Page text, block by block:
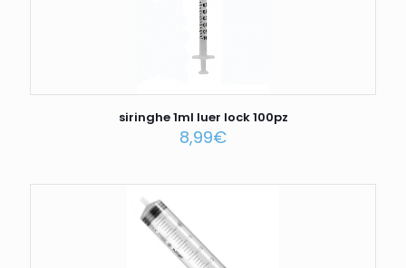
siringhe 1ml luer lock 100pz
8,99€